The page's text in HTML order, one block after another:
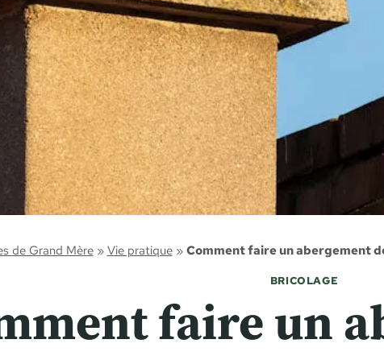
de Grand Mère»Vie pratique»Comment faire un abergement
BRICOLAGE
faire un